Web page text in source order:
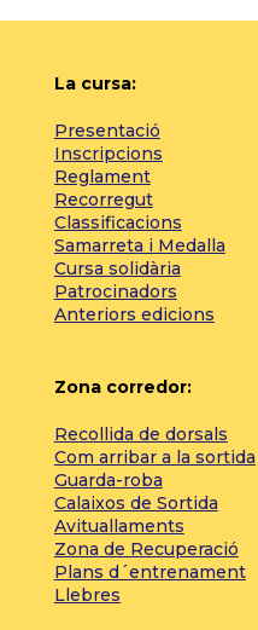
La cursa:
Presentació
Inscripcions
Reglament
Recorregut
Classificacions
Samarreta i Medalla
Cursa solidària
Patrocinadors
Anteriors edicions
Zona corredor:
Recollida de dorsals
Com arribar a la sortida
Guarda-roba
Calaixos de Sortida
Avituallaments
Zona de Recuperació
Plans d´entrenament
Llebres